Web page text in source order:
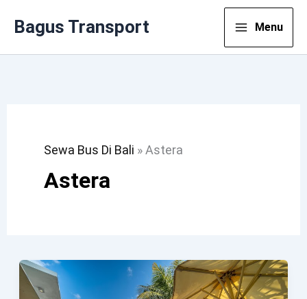
Bagus Transport Menu
Sewa Bus Di Bali » Astera
Astera